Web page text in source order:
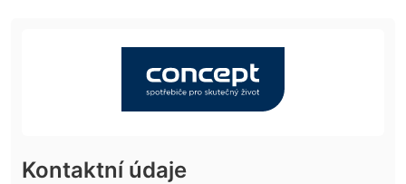
Kontaktní údaje